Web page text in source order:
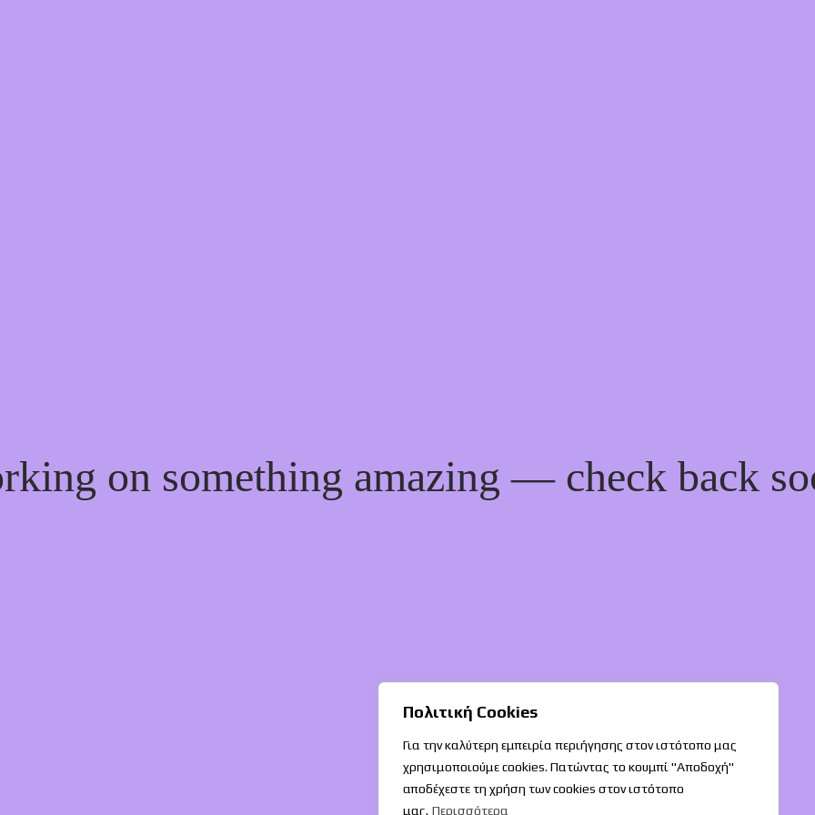
Πολιτική Cookies
Για την καλύτερη εμπειρία περιήγησης στον ιστότοπο μας
χρησιμοποιούμε cookies. Πατώντας το κουμπί "Αποδοχή"
αποδέχεστε τη χρήση των cookies στον ιστότοπο
μας. Περισσότερα
on something amazing — check back